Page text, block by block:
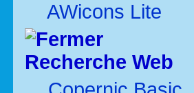
AWicons Lite
Recherche Web